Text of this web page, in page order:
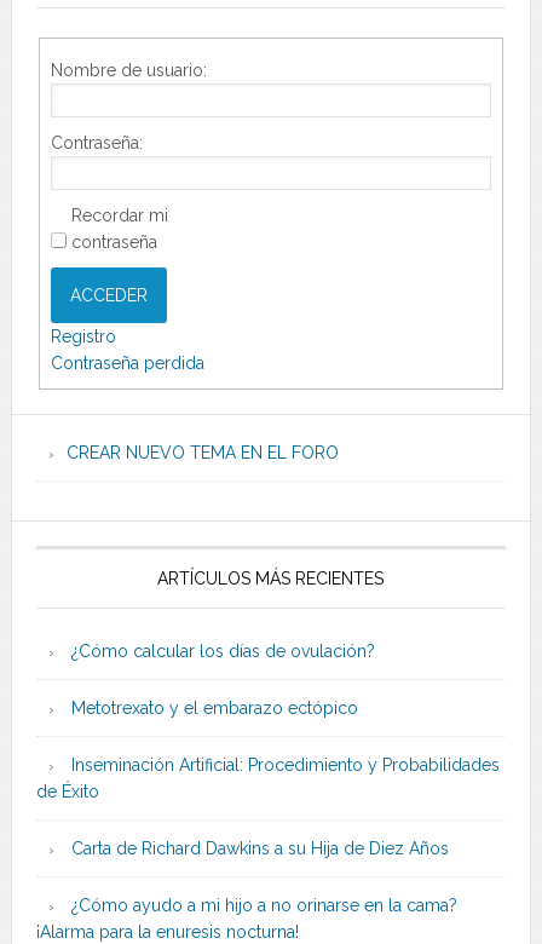
Nombre de usuario:
Contraseña:
Recordar mi
contraseña
ACCEDER
Registro
Contraseña perdida
CREAR NUEVO TEMA EN EL FORO
ARTÍCULOS MÁS RECIENTES
¿Cómo calcular los días de ovulación?
Metotrexato y el embarazo ectópico
Inseminación Artificial: Procedimiento y Probabilidades
de Éxito
Carta de Richard Dawkins a su Hija de Diez Años
¿Cómo ayudo a mi hijo a no orinarse en la cama?
¡Alarma para la enuresis nocturna!